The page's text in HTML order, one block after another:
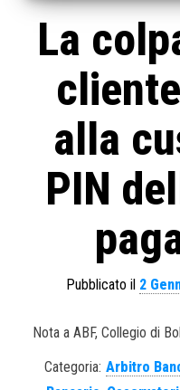
La
alla
PIN
Pubblicato il 2
Nota a ABF, Collegio di
Categoria: Arbitro